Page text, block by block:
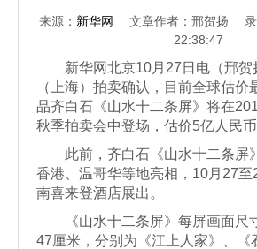
来源： 新华网 文章作者：邢贺扬 录
22:38:47
新华网北京10月27日电（邢贺
（上海）拍卖确认，目前全球估价
品齐白石《山水十二条屏》将在
秋季拍卖会中登场，估价5亿人民币
此前，齐白石《山水十二条屏
香港、温哥华等地亮相，10月27
南喜来登酒店展出。
《山水十二条屏》每屏画面尺
47厘米，分别为《江上人家》、《